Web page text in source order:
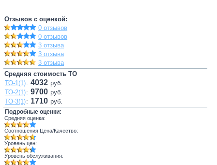
Отзывов с оценкой:
0 отзывов
0 отзывов
3 отзыва
3 отзыва
3 отзыва
Средняя стоимость ТО
ТО-1(1): 4032 руб.
ТО-2(1): 9700 руб.
ТО-3(1): 1710 руб.
Подробные оценки:
Средняя оценка:
Соотношения Цена/Качество:
Уровень цен:
Уровень обслуживания: